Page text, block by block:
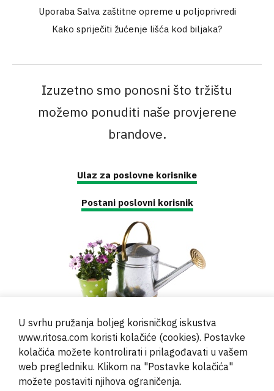
Uporaba Salva zaštitne opreme u poljoprivredi
Kako spriječiti žućenje lišća kod biljaka?
Izuzetno smo ponosni što tržištu
možemo ponuditi naše provjerene
brandove.
Ulaz za poslovne korisnike
Postani poslovni korisnik
© 2000 - 2024 Brati Ritoša d.o.o.
U svrhu pružanja boljeg korisničkog iskustva
www.ritosa.com koristi kolačiće (cookies). Postavke
kolačića možete kontrolirati i prilagođavati u vašem
web pregledniku. Klikom na "Postavke kolačića"
možete postaviti njihova ograničenja.